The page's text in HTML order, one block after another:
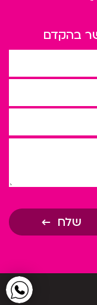
בהקדם
שלח